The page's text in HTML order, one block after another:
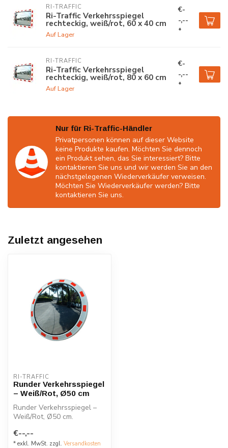
RI-TRAFFIC
Ri-Traffic Verkehrsspiegel
rechteckig, weiß/rot, 60 x 40 cm
Auf Lager
€-
-,--
*
RI-TRAFFIC
Ri-Traffic Verkehrsspiegel
rechteckig, weiß/rot, 80 x 60 cm
Auf Lager
€-
-,--
*
Nur für Ri-Traffic-Händler
Privatpersonen können auf dieser Website
keine Produkte kaufen. Möchten Sie dennoch
ein Produkt sehen, das Sie interessiert? Bitte
kontaktieren Sie uns und wir werden Sie an den
nächstgelegenen Wiederverkäufer verweisen.
Möchten Sie Wiederverkäufer werden? Bitte
kontaktieren Sie uns.
Zuletzt angesehen
RI-TRAFFIC
Runder Verkehrsspiegel
– Weiß/Rot, Ø50 cm
Runder Verkehrsspiegel –
Weiß/Rot, Ø50 cm.
hochwertigem Acryl mi...
€--,--
* exkl. MwSt. zzgl. Versandkosten